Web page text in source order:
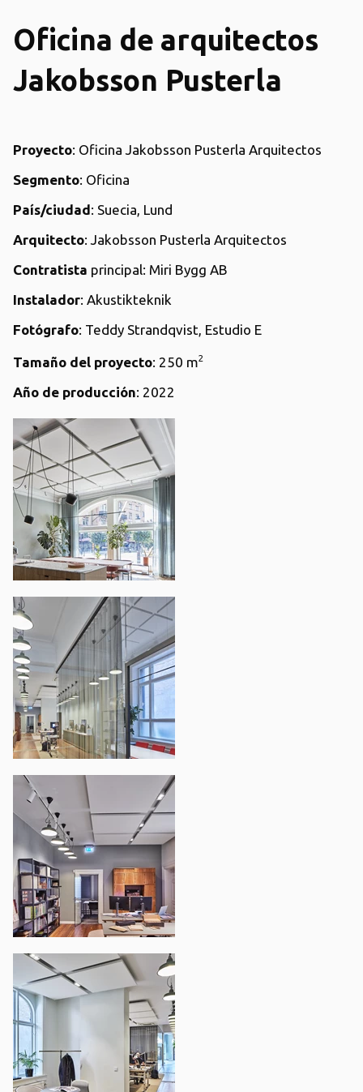
Oficina de arquitectos
Jakobsson Pusterla
Proyecto: Oficina Jakobsson Pusterla Arquitectos
Segmento: Oficina
País/ciudad: Suecia, Lund
Arquitecto: Jakobsson Pusterla Arquitectos
Contratista principal: Miri Bygg AB
Instalador: Akustikteknik
Fotógrafo: Teddy Strandqvist, Estudio E
Tamaño del proyecto: 250 m2
Año de producción: 2022